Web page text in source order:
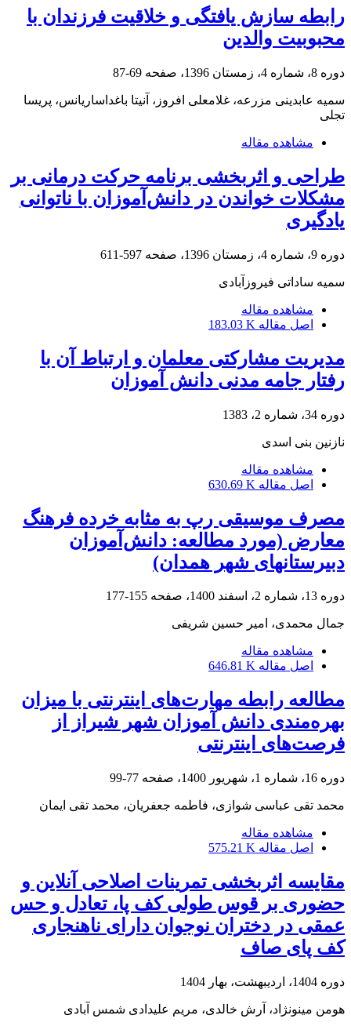
رابطه سازش یافتگی و خلاقیت فرزندان با
محبوبیت والدین
دوره 8، شماره 4، زمستان 1396، صفحه 69-87
سمیه عابدینی مزرعه، غلامعلی افروز، آنیتا باغداساریانس، پریسا
تجلی
مشاهده مقاله
طراحی و اثربخشی برنامه حرکت درمانی بر
مشکلات خواندن در دانش‌آموزان با ناتوانی
یادگیری
دوره 9، شماره 4، زمستان 1396، صفحه 597-611
سمیه ساداتی فیروزآبادی
مشاهده مقاله
اصل مقاله 183.03 K
مدیریت مشارکتی معلمان و ارتباط آن با
رفتار جامه مدنی دانش آموزان
دوره 34، شماره 2، 1383
نازنین بنی اسدی
مشاهده مقاله
اصل مقاله 630.69 K
مصرف موسیقی رپ به مثابه خرده فرهنگ
معارض (مورد مطالعه: دانش‌آموزان
دبیرستانهای شهر همدان)
دوره 13، شماره 2، اسفند 1400، صفحه 155-177
جمال محمدی، امیر حسین شریفی
مشاهده مقاله
اصل مقاله 646.81 K
مطالعه رابطه مهارت‌های اینترنتی با میزان
بهره‌مندی دانش آموزان شهر شیراز از
فرصت‌های اینترنتی
دوره 16، شماره 1، شهریور 1400، صفحه 77-99
محمد تقی عباسی شوازی، فاطمه جعفریان، محمد تقی ایمان
مشاهده مقاله
اصل مقاله 575.21 K
مقایسه اثربخشی تمرینات اصلاحی آنلاین و
حضوری بر قوس طولی کف پا، تعادل و حس
عمقی در دختران نوجوان دارای ناهنجاری
کف پای صاف
دوره 1404، اردیبهشت، بهار 1404
هومن مینونژاد، آرش خالدی، مریم علیدادی شمس آبادی